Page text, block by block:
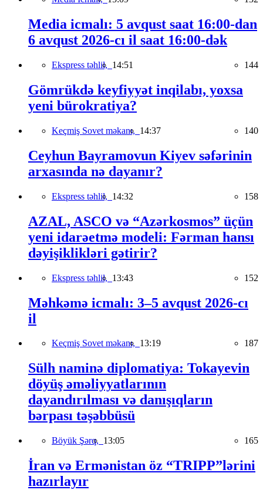
Media icmalı: 5 avqust saat 16:00-dan
6 avqust 2026-cı il saat 16:00-dək
Ekspress təhlil, 14:51 144
Gömrükdə keyfiyyət inqilabı, yoxsa
yeni bürokratiya?
Keçmiş Sovet məkanı, 14:37 140
Ceyhun Bayramovun Kiyev səfərinin
arxasında nə dayanır?
Ekspress təhlil, 14:32 158
AZAL, ASCO və “Azərkosmos” üçün
yeni idarəetmə modeli: Fərman hansı
dəyişiklikləri gətirir?
Ekspress təhlil, 13:43 152
Məhkəmə icmalı: 3–5 avqust 2026-cı
il
Keçmiş Sovet məkanı, 13:19 187
Sülh naminə diplomatiya: Tokayevin
döyüş əməliyyatlarının
dayandırılması və danışıqların
bərpası təşəbbüsü
Böyük Şərq, 13:05 165
İran və Ermənistan öz “TRIPP”lərini
hazırlayır